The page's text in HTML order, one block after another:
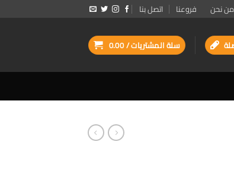
من نحن فروعنا اتصل بنا
سلة المشتريات /0.00